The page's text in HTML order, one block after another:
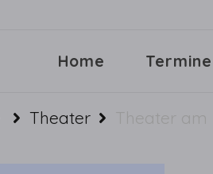
Home Termine
Theater Theater